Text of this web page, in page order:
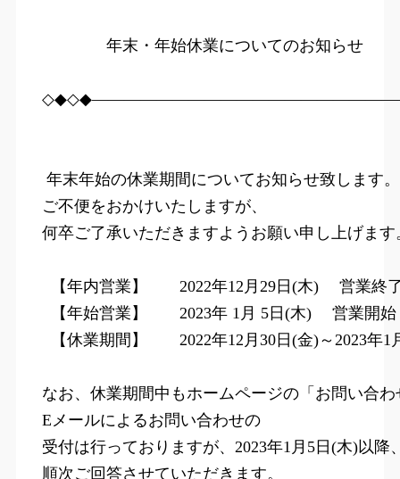
年末・年始休業についてのお知らせ
年末年始の休業期間についてお知らせ致します。
ご不便をおかけいたしますが、
  【年内営業】
2022年12 月 29日 (木)
営業終
【年始営業】 2023年 1 月 5日 (木)
営業開始
【休業期間】 2022年12 月 30日 (金)～ 2023年1
Eメールによるお問い合わせの
受付は行っておりますが、 2023年1 月 5日 (木)以降
順次ご回答させていただきます。